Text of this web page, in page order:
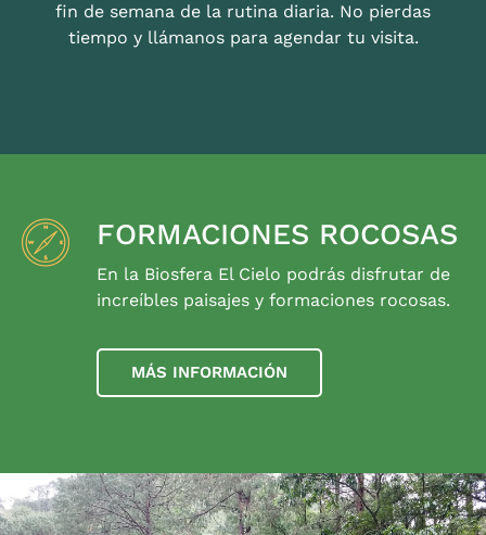
fin de semana de la rutina diaria. No pierdas
tiempo y llámanos para agendar tu visita.
FORMACIONES ROCOSAS
En la Biosfera El Cielo podrás disfrutar de
increíbles paisajes y formaciones rocosas.
MÁS INFORMACIÓN